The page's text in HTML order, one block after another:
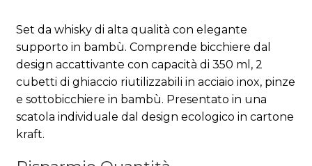
Set da whisky di alta qualità con elegante
supporto in bambù. Comprende bicchiere dal
design accattivante con capacità di 350 ml, 2
cubetti di ghiaccio riutilizzabili in acciaio inox, pinze
e sottobicchiere in bambù. Presentato in una
scatola individuale dal design ecologico in cartone
kraft.